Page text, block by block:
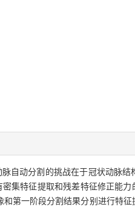
自动分割的挑战在于冠状动脉
集特征提取和残差特征修正能
第一阶段分割结果分别进行特